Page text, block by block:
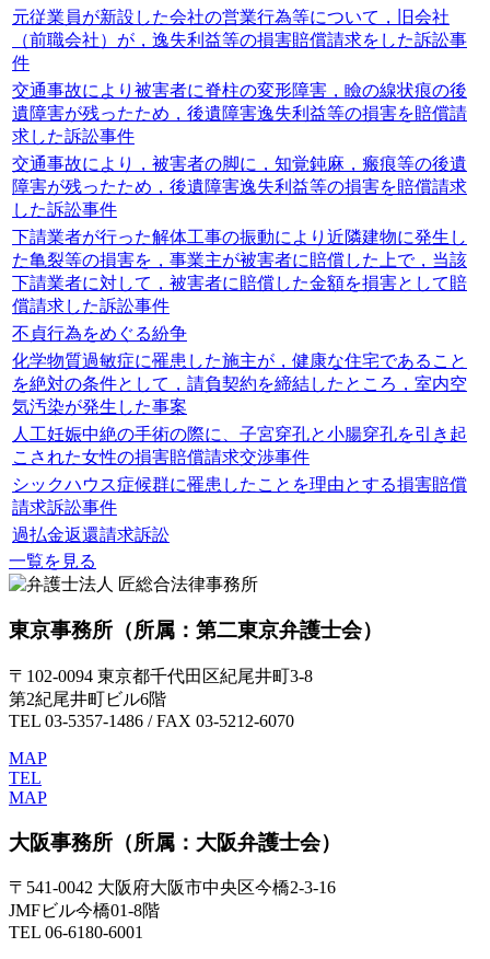
元従業員が新設した会社の営業行為等について，旧会社
（前職会社）が，逸失利益等の損害賠償請求をした訴訟事
件
交通事故により被害者に脊柱の変形障害，瞼の線状痕の後
遺障害が残ったため，後遺障害逸失利益等の損害を賠償請
求した訴訟事件
交通事故により，被害者の脚に，知覚鈍麻，瘢痕等の後遺
障害が残ったため，後遺障害逸失利益等の損害を賠償請求
した訴訟事件
下請業者が行った解体工事の振動により近隣建物に発生し
た亀裂等の損害を，事業主が被害者に賠償した上で，当該
下請業者に対して，被害者に賠償した金額を損害として賠
償請求した訴訟事件
不貞行為をめぐる紛争
化学物質過敏症に罹患した施主が，健康な住宅であること
を絶対の条件として，請負契約を締結したところ，室内空
気汚染が発生した事案
人工妊娠中絶の手術の際に、子宮穿孔と小腸穿孔を引き起
こされた女性の損害賠償請求交渉事件
シックハウス症候群に罹患したことを理由とする損害賠償
請求訴訟事件
過払金返還請求訴訟
一覧を見る
東京事務所 （所属：第二東京弁護士会）
〒102-0094 東京都千代田区紀尾井町3-8
第2紀尾井町ビル6階
TEL 03-5357-1486 / FAX 03-5212-6070
MAP
TEL
MAP
大阪事務所 （所属：大阪弁護士会）
〒541-0042 大阪府大阪市中央区今橋2-3-16
JMFビル今橋01-8階
TEL 06-6180-6001